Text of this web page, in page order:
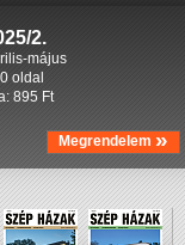
2.
május
oldal
895 Ft
Megrendelem »